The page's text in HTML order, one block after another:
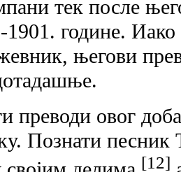
тек после
1901. године.
његови
преводи овог
Познати песник
[12]